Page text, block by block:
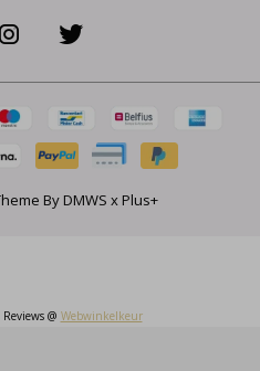
ByDMWS xPlus+
Reviews @ Webwinkelkeur